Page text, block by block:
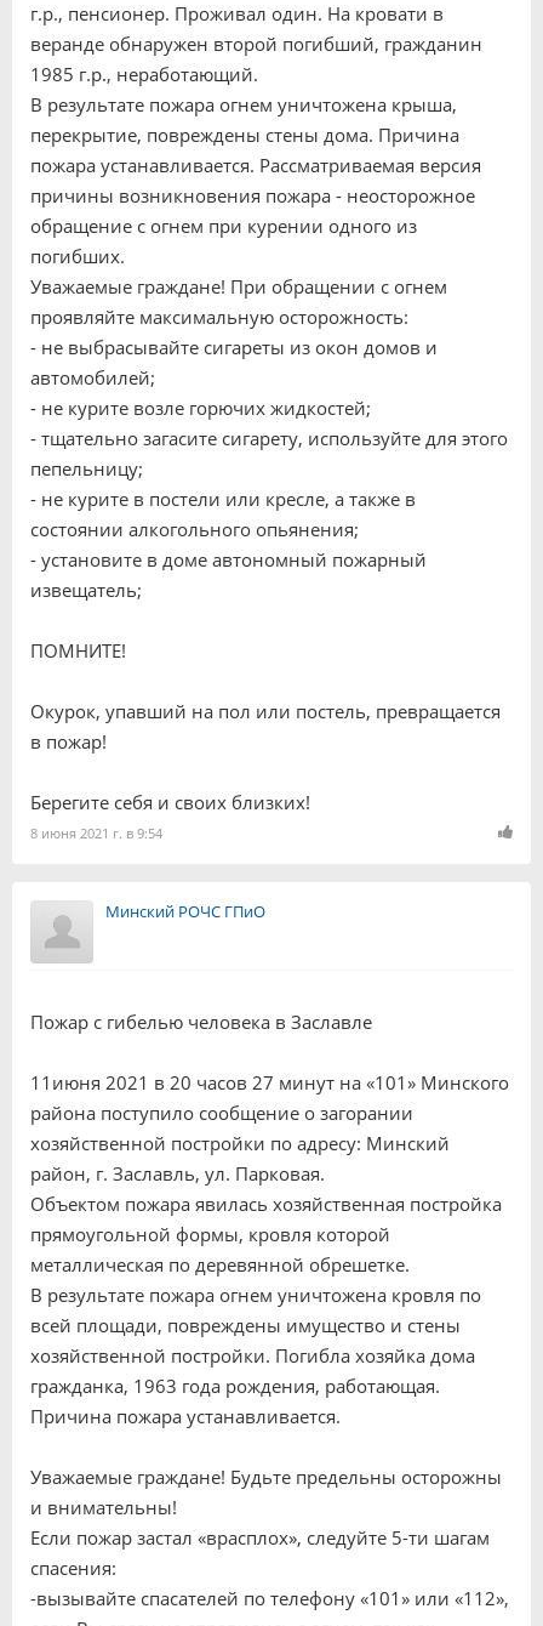
г.р., пенсионер. Проживал один. На кровати в
веранде обнаружен второй погибший, гражданин
1985 г.р., неработающий.
В результате пожара огнем уничтожена крыша,
перекрытие, повреждены стены дома. Причина
пожара устанавливается. Рассматриваемая версия
причины возникновения пожара - неосторожное
обращение с огнем при курении одного из
погибших.
Уважаемые граждане! При обращении с огнем
проявляйте максимальную осторожность:
- не выбрасывайте сигареты из окон домов и
автомобилей;
- не курите возле горючих жидкостей;
- тщательно загасите сигарету, используйте для этого
пепельницу;
- не курите в постели или кресле, а также в
состоянии алкогольного опьянения;
- установите в доме автономный пожарный
извещатель;
ПОМНИТЕ!
Окурок, упавший на пол или постель, превращается
в пожар!
Берегите себя и своих близких!
8 июня 2021 г. в 9:54
Минский РОЧС ГПиО
Пожар с гибелью человека в Заславле
11июня 2021 в 20 часов 27 минут на «101» Минского
района поступило сообщение о загорании
хозяйственной постройки по адресу: Минский
район, г. Заславль, ул. Парковая.
Объектом пожара явилась хозяйственная постройка
прямоугольной формы, кровля которой
металлическая по деревянной обрешетке.
В результате пожара огнем уничтожена кровля по
всей площади, повреждены имущество и стены
хозяйственной постройки. Погибла хозяйка дома
гражданка, 1963 года рождения, работающая.
Причина пожара устанавливается.
Уважаемые граждане! Будьте предельны осторожны
и внимательны!
Если пожар застал «врасплох», следуйте 5-ти шагам
спасения:
-вызывайте спасателей по телефону «101» или «112»,